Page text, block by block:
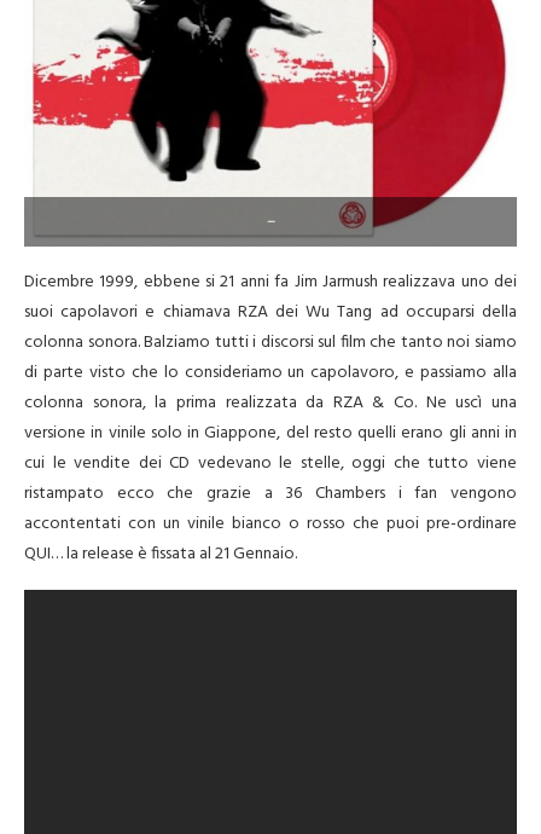
–
Dicembre 1999, ebbene si 21 anni fa Jim Jarmush realizzava uno dei
suoi capolavori e chiamava RZA dei Wu Tang ad occuparsi della
colonna sonora. Balziamo tutti i discorsi sul film che tanto noi siamo
di parte visto che lo consideriamo un capolavoro, e passiamo alla
colonna sonora, la prima realizzata da RZA & Co. Ne uscì una
versione in vinile solo in Giappone, del resto quelli erano gli anni in
cui le vendite dei CD vedevano le stelle, oggi che tutto viene
ristampato ecco che grazie a 36 Chambers i fan vengono
accontentati con un vinile bianco o rosso che puoi pre-ordinare
QUI… la release è fissata al 21 Gennaio.